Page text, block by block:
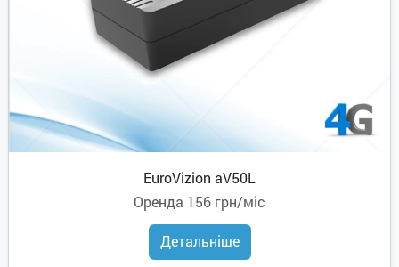
EuroVizion aV50L
Оренда 156 грн/міс
Детальніше